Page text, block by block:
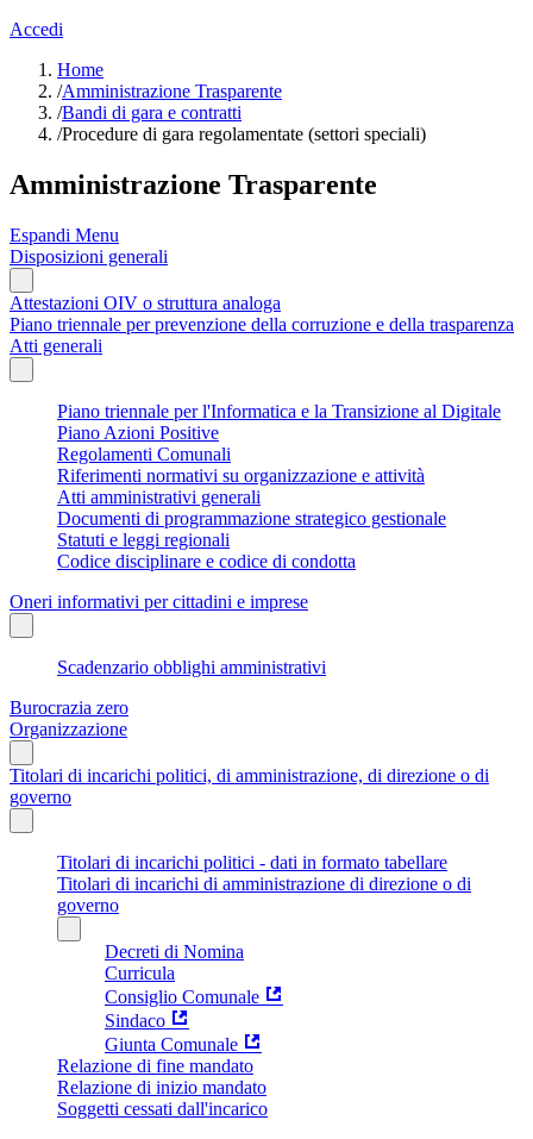
Accedi
Home
/Amministrazione Trasparente
/Bandi di gara e contratti
/Procedure di gara regolamentate (settori speciali)
Amministrazione Trasparente
Espandi Menu
Disposizioni generali
Attestazioni OIV o struttura analoga
Piano triennale per prevenzione della corruzione e della trasparenza
Atti generali
Piano triennale per l'Informatica e la Transizione al Digitale
Piano Azioni Positive
Regolamenti Comunali
Riferimenti normativi su organizzazione e attività
Atti amministrativi generali
Documenti di programmazione strategico gestionale
Statuti e leggi regionali
Codice disciplinare e codice di condotta
Oneri informativi per cittadini e imprese
Scadenzario obblighi amministrativi
Burocrazia zero
Organizzazione
Titolari di incarichi politici, di amministrazione, di direzione o di
governo
Titolari di incarichi politici - dati in formato tabellare
Titolari di incarichi di amministrazione di direzione o di
governo
Decreti di Nomina
Curricula
Consiglio Comunale
Sindaco
Giunta Comunale
Relazione di fine mandato
Relazione di inizio mandato
Soggetti cessati dall'incarico